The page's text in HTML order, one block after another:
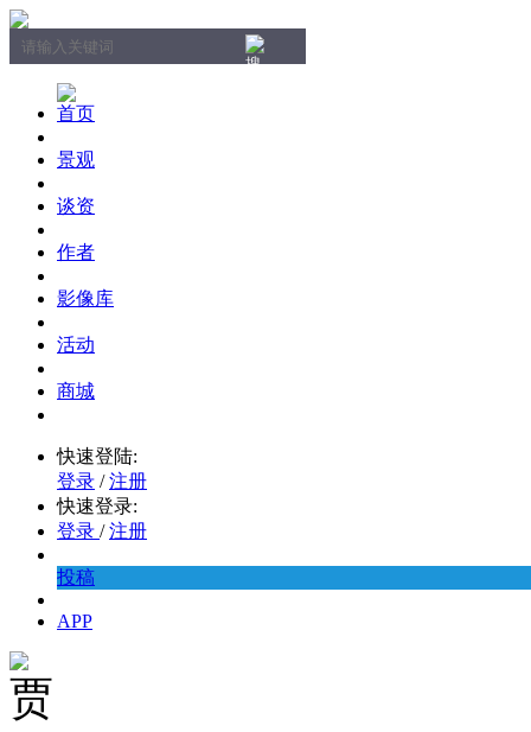
首页
景观
谈资
作者
影像库
活动
商城
快速登陆:
登录 / 注册
快速登录:
登录 / 注册
投稿
APP